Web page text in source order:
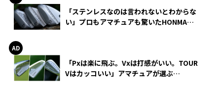
「ステンレスなのは言われないとわからな
い」プロもアマチュアも驚いたHONMA
「Pxは楽に飛ぶ。Vxは打感がいい。TOUR
Vはカッコいい」アマチュアが選ぶ